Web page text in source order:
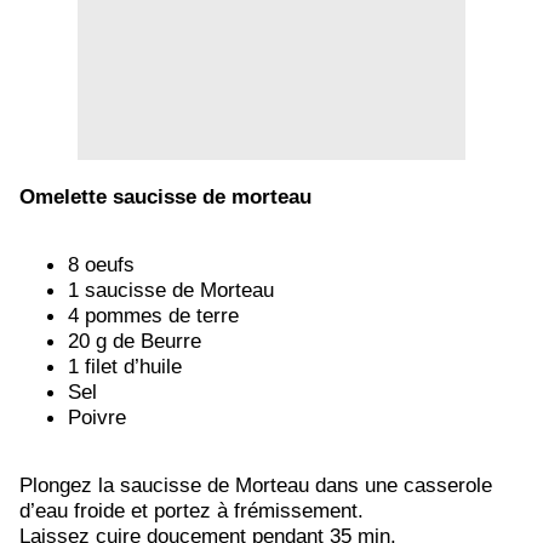
Omelette saucisse de morteau
8 oeufs
1 saucisse de Morteau
4 pommes de terre
20 g de Beurre
1 filet d’huile
Sel
Poivre
Plongez la saucisse de Morteau dans une casserole
d’eau froide et portez à frémissement.
Laissez cuire doucement pendant 35 min.